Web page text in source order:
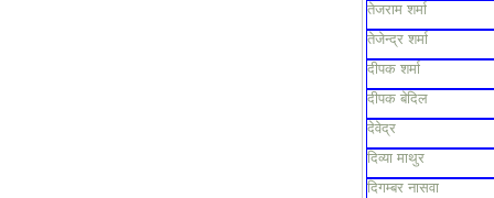
तेजराम शर्मा
तेजेन्द्र शर्मा
दीपक शर्मा
दीपक बेदिल
देवेद्र
दिव्या माथुर
दिगम्बर नासवा